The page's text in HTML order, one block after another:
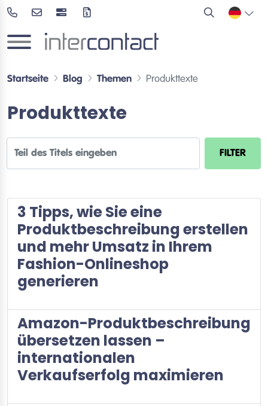
Startseite Blog Themen Produkttexte
Produkttexte
FILTER
3 Tipps, wie Sie eine
Produktbeschreibung erstellen
und mehr Umsatz in Ihrem
Fashion-Onlineshop
generieren
Amazon-Produktbeschreibung
übersetzen lassen –
internationalen
Verkaufserfolg maximieren